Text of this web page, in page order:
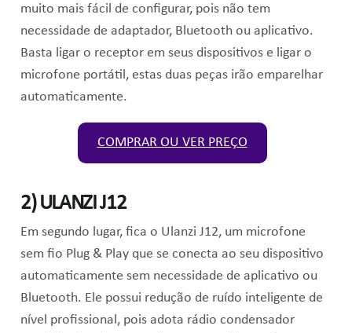
muito mais fácil de configurar, pois não tem
necessidade de adaptador, Bluetooth ou aplicativo.
Basta ligar o receptor em seus dispositivos e ligar o
microfone portátil, estas duas peças irão emparelhar
automaticamente.
COMPRAR OU VER PREÇO
2)ULANZI J12
Em segundo lugar, fica o Ulanzi J12, um microfone
sem fio Plug & Play que se conecta ao seu dispositivo
automaticamente sem necessidade de aplicativo ou
Bluetooth. Ele possui redução de ruído inteligente de
nível profissional, pois adota rádio condensador